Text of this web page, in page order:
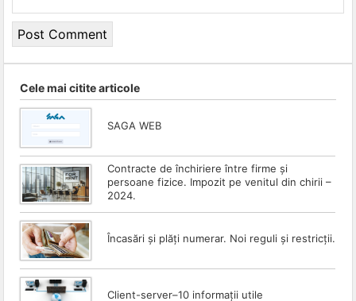
Cele mai citite articole
SAGA WEB
Contracte de închiriere între firme și
persoane fizice. Impozit pe venitul din chirii –
2024.
Încasări și plăți numerar. Noi reguli și restricții.
Client-server–10 informații utile